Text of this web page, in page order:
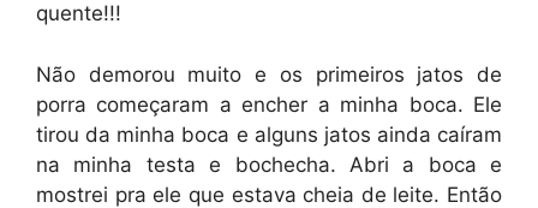
quente!!!
Não demorou muito e os primeiros jatos de
porra começaram a encher a minha boca. Ele
tirou da minha boca e alguns jatos ainda caíram
na minha testa e bochecha. Abri a boca e
mostrei pra ele que estava cheia de leite. Então